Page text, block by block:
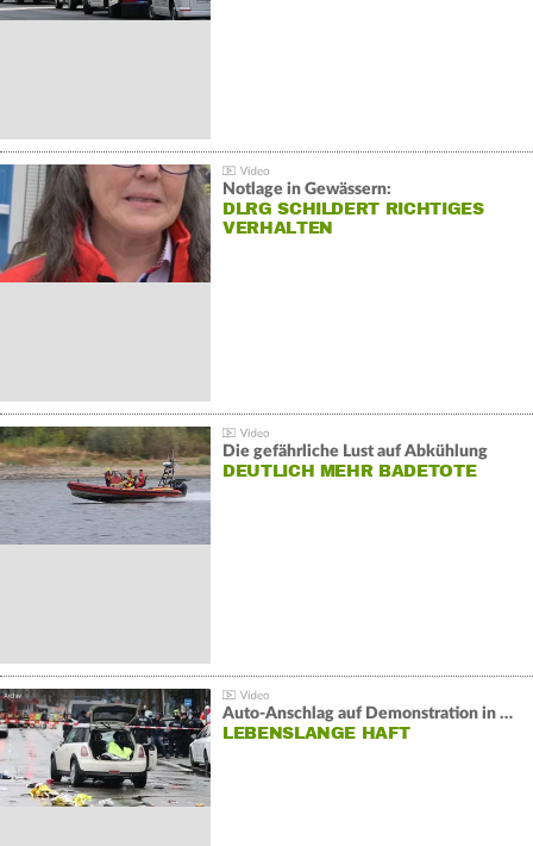
Notlage in Gewässern:
DLRG SCHILDERT RICHTIGES
VERHALTEN
Die gefährliche Lust auf Abkühlung
DEUTLICH MEHR BADETOTE
Auto-Anschlag auf Demonstration in München:
LEBENSLANGE HAFT